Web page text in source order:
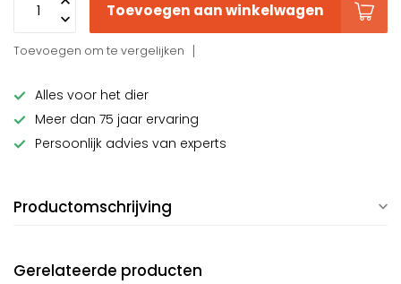
Toevoegen aan winkelwagen
Toevoegen om te vergelijken
Alles voor het dier
Meer dan 75 jaar ervaring
Persoonlijk advies van experts
Productomschrijving
Gerelateerde producten